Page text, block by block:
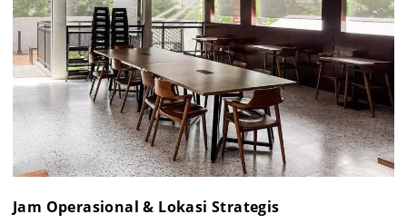
Jam Operasional & Lokasi Strategis